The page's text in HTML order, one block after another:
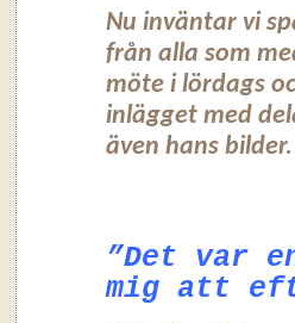
Nu inväntar vi
från alla som
möte i lördags
inlägget med
även hans bilder.
”Det var
mig att